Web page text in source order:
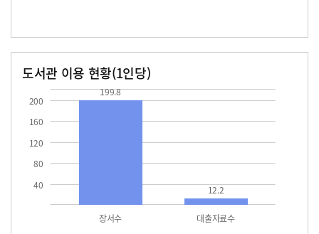
도서관 이용 현황(1인당)
40
80
120
160
200
장서수 대출자료수
199.8
12.2